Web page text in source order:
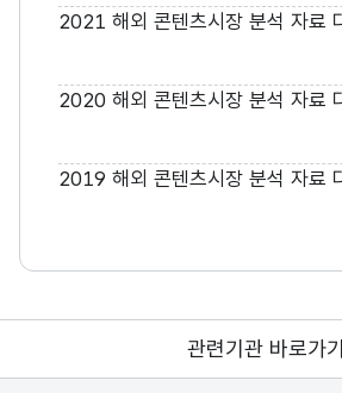
2021 해외 콘텐츠시장 분석 자료
2020 해외 콘텐츠시장 분석 자료
2019 해외 콘텐츠시장 분석 자료
관련기관 바로가기